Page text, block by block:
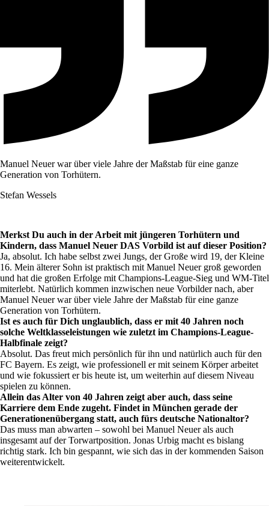
Manuel Neuer war über viele Jahre der Maßstab für eine ganze
Generation von Torhütern.
Stefan Wessels
Merkst Du auch in der Arbeit mit jüngeren Torhütern und
Kindern, dass Manuel Neuer DAS Vorbild ist auf dieser Position?
Ja, absolut. Ich habe selbst zwei Jungs, der Große wird 19, der Kleine
16. Mein älterer Sohn ist praktisch mit Manuel Neuer groß geworden
und hat die großen Erfolge mit Champions-League-Sieg und WM-Titel
miterlebt. Natürlich kommen inzwischen neue Vorbilder nach, aber
Manuel Neuer war über viele Jahre der Maßstab für eine ganze
Generation von Torhütern.
Ist es auch für Dich unglaublich, dass er mit 40 Jahren noch
solche Weltklasseleistungen wie zuletzt im Champions-League-
Halbfinale zeigt?
Absolut. Das freut mich persönlich für ihn und natürlich auch für den
FC Bayern. Es zeigt, wie professionell er mit seinem Körper arbeitet
und wie fokussiert er bis heute ist, um weiterhin auf diesem Niveau
spielen zu können.
Allein das Alter von 40 Jahren zeigt aber auch, dass seine
Karriere dem Ende zugeht. Findet in München gerade der
Generationenübergang statt, auch fürs deutsche Nationaltor?
Das muss man abwarten – sowohl bei Manuel Neuer als auch
insgesamt auf der Torwartposition. Jonas Urbig macht es bislang
richtig stark. Ich bin gespannt, wie sich das in der kommenden Saison
weiterentwickelt.